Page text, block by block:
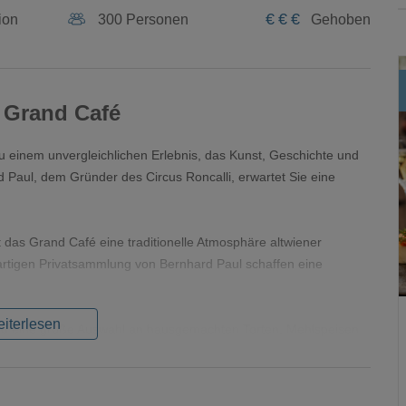
300 Personen € € € Gehoben
Café
unvergleichlichen Erlebnis, das Kunst, Geschichte und
dem Gründer des Circus Roncalli, erwartet Sie eine
Grand Café eine traditionelle Atmosphäre altwiener
Privatsammlung von Bernhard Paul schaffen eine
große Auswahl an hausgemachten Torten, Mehlspeisen